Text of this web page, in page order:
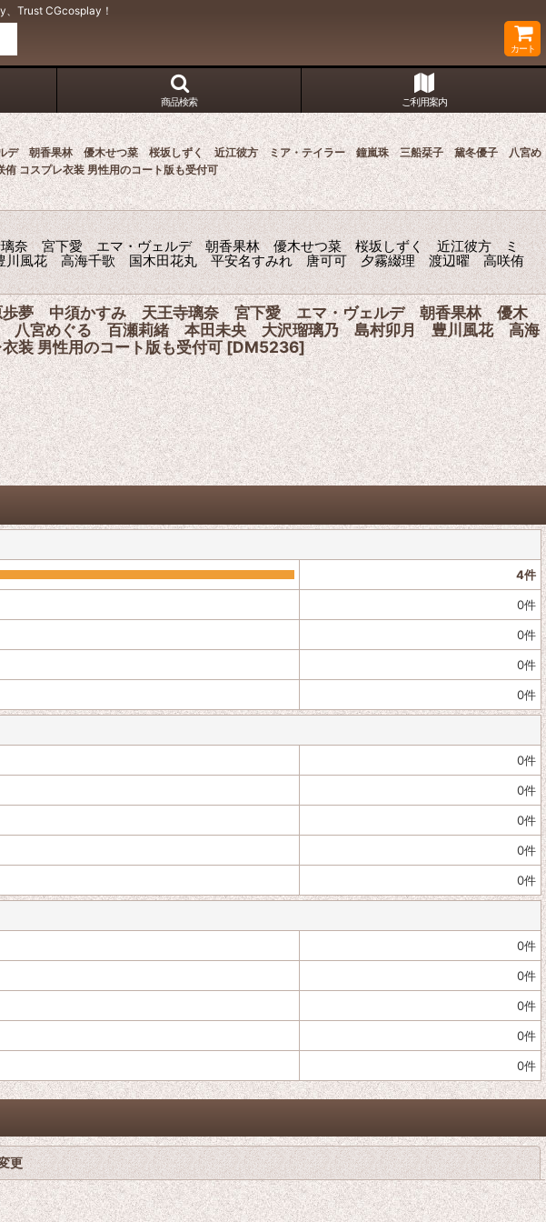
Trust CGcosplay！
カート
商品検索 ご利用案内
ルデ 朝香果林 優木せつ菜 桜坂しずく 近江彼方 ミア・テイラー 鐘嵐珠 三船栞子 黛冬優子 八宮め
スプレ衣装 男性用のコート版も受付可
璃奈 宮下愛 エマ・ヴェルデ 朝香果林 優木せつ菜 桜坂しずく 近江彼方 ミ
風花 高海千歌 国木田花丸 平安名すみれ 唐可可 夕霧綴理 渡辺曜 高咲侑
歩夢 中須かすみ 天王寺璃奈 宮下愛 エマ・ヴェルデ 朝香果林 優木
宮めぐる 百瀬莉緒 本田未央 大沢瑠璃乃 島村卯月 豊川風花 高海
男性用のコート版も受付可[DM5236]
4件
0件
0件
0件
0件
0件
0件
0件
0件
0件
0件
0件
0件
0件
0件
更 閉じる